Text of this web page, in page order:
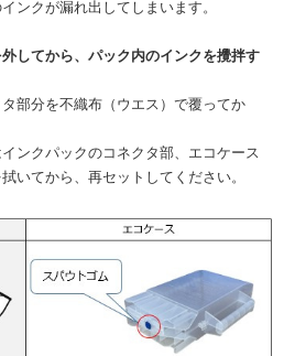
ンクが漏れ出してしまいます。
してから、パック内のインクを攪拌す
部分を不織布（ウエス）で覆ってか
ンクパックのコネクタ部、エコケース
いてから、再セットしてください。